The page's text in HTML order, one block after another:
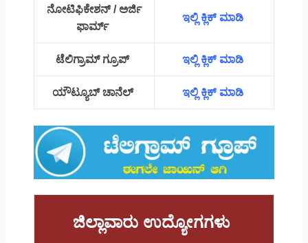
ನೋಟಿಫಿಕೇಶನ್ / ಅರ್ಜಿ
ಫಾರ್ಮ್
ಇಲ್ಲಿ ಕ್ಲಿಕ್ ಮಾಡಿ
ಟೆಲಿಗ್ರಾಮ್ ಗ್ರೂಪ್ ಇಲ್ಲಿ ಕ್ಲಿಕ್ ಮಾಡಿ
ಯೌಟ್ಯೂಬ್ ಚಾನೆಲ್ ಇಲ್ಲಿ ಕ್ಲಿಕ್ ಮಾಡಿ
ಜಿಲ್ಲಾವಾರು ಉದ್ಯೋಗಗಳು